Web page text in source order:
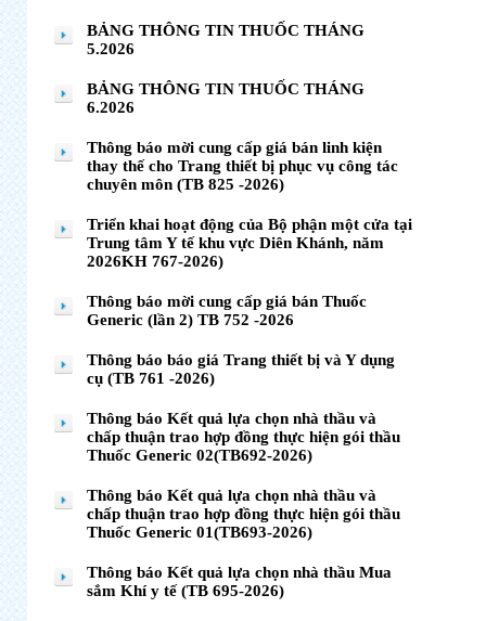
BẢNG THÔNG TIN THUỐC THÁNG
5.2026
BẢNG THÔNG TIN THUỐC THÁNG
6.2026
Thông báo mời cung cấp giá bán linh kiện
thay thế cho Trang thiết bị phục vụ công tác
chuyên môn (TB 825 -2026)
Triển khai hoạt động của Bộ phận một cửa tại
Trung tâm Y tế khu vực Diên Khánh, năm
2026KH 767-2026)
Thông báo mời cung cấp giá bán Thuốc
Generic (lần 2) TB 752 -2026
Thông báo báo giá Trang thiết bị và Y dụng
cụ (TB 761 -2026)
Thông báo Kết quả lựa chọn nhà thầu và
chấp thuận trao hợp đồng thực hiện gói thầu
Thuốc Generic 02(TB692-2026)
Thông báo Kết quả lựa chọn nhà thầu và
chấp thuận trao hợp đồng thực hiện gói thầu
Thuốc Generic 01(TB693-2026)
Thông báo Kết quả lựa chọn nhà thầu Mua
sắm Khí y tế (TB 695-2026)